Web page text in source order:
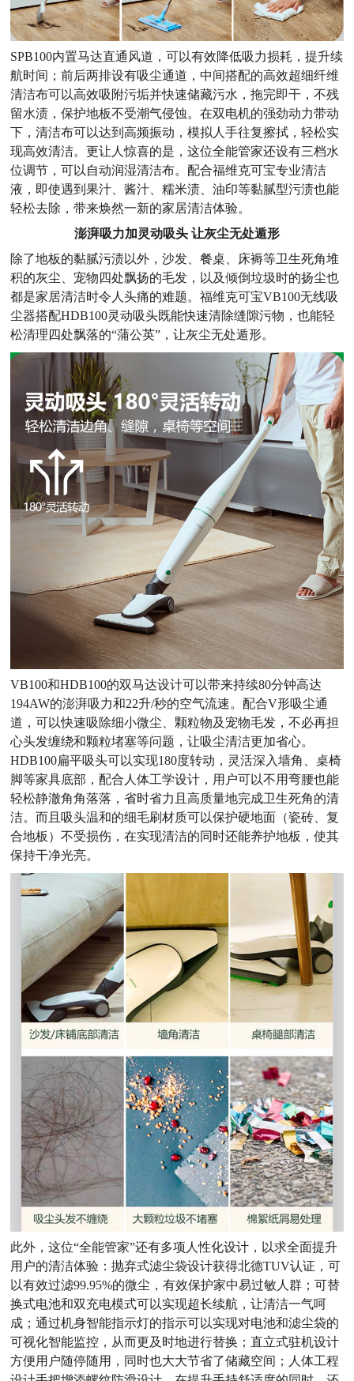
SPB100内置马达直通风道，可以有效降低吸力损耗，提升续
航时间；前后两排设有吸尘通道，中间搭配的高效超细纤维
清洁布可以高效吸附污垢并快速储藏污水，拖完即干，不残
留水渍，保护地板不受潮气侵蚀。在双电机的强劲动力带动
下，清洁布可以达到高频振动，模拟人手往复擦拭，轻松实
现高效清洁。更让人惊喜的是，这位全能管家还设有三档水
位调节，可以自动润湿清洁布。配合福维克可宝专业清洁
液，即使遇到果汁、酱汁、糯米渍、油印等黏腻型污渍也能
轻松去除，带来焕然一新的家居清洁体验。
澎湃吸力加灵动吸头 让灰尘无处遁形
除了地板的黏腻污渍以外，沙发、餐桌、床褥等卫生死角堆
积的灰尘、宠物四处飘扬的毛发，以及倾倒垃圾时的扬尘也
都是家居清洁时令人头痛的难题。福维克可宝VB100无线吸
尘器搭配HDB100灵动吸头既能快速清除缝隙污物，也能轻
松清理四处飘落的“蒲公英”，让灰尘无处遁形。
VB100和HDB100的双马达设计可以带来持续80分钟高达
194AW的澎湃吸力和22升/秒的空气流速。配合V形吸尘通
道，可以快速吸除细小微尘、颗粒物及宠物毛发，不必再担
心头发缠绕和颗粒堵塞等问题，让吸尘清洁更加省心。
HDB100扁平吸头可以实现180度转动，灵活深入墙角、桌椅
脚等家具底部，配合人体工学设计，用户可以不用弯腰也能
轻松静澈角角落落，省时省力且高质量地完成卫生死角的清
洁。而且吸头温和的细毛刷材质可以保护硬地面（瓷砖、复
合地板）不受损伤，在实现清洁的同时还能养护地板，使其
保持干净光亮。
此外，这位“全能管家”还有多项人性化设计，以求全面提升
用户的清洁体验：抛弃式滤尘袋设计获得北德TUV认证，可
以有效过滤99.95%的微尘，有效保护家中易过敏人群；可替
换式电池和双充电模式可以实现超长续航，让清洁一气呵
成；通过机身智能指示灯的指示可以实现对电池和滤尘袋的
可视化智能监控，从而更及时地进行替换；直立式驻机设计
方便用户随停随用，同时也大大节省了储藏空间；人体工程